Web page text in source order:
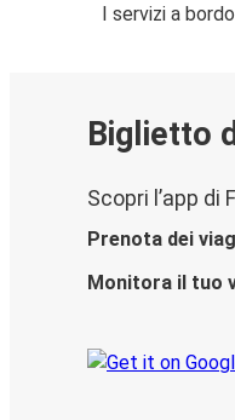
I servizi a
Biglietto
Scopri l’app di
Prenota dei
Monitora il tuo